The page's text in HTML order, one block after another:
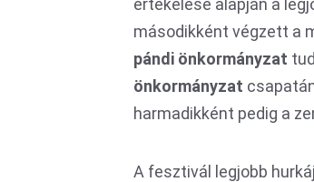
értékelése alapján a
másodikként végzett a
pándi önkormányzat
önkormányzat
harmadikként pedig a
A fesztivál legjobb